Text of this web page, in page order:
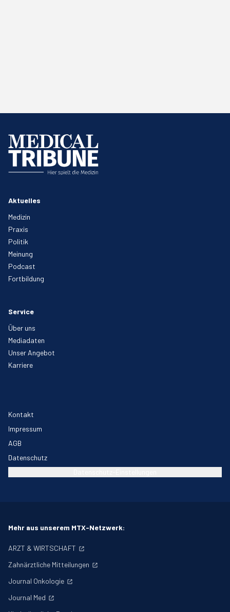
Aktuelles
Medizin
Praxis
Politik
Meinung
Podcast
Fortbildung
Service
Über uns
Mediadaten
Unser Angebot
Karriere
Kontakt
Impressum
AGB
Datenschutz
Mehr aus unserem MTX-Netzwerk:
ARZT & WIRTSCHAFT
Zahnärztliche Mitteilungen
Journal Onkologie
Journal Med